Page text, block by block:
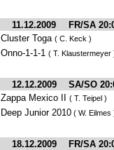
11.12.2009 FR/SA
Cluster Toga ( C. Keck )
Onno-1-1-1 ( T. Klaustermeyer
12.12.2009 SA/SO
Zappa Mexico II
( T. Teipel )
Deep Junior 2010 ( W. Eilmes
18.12.2009 FR/SA